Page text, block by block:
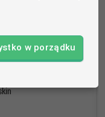
w porządku